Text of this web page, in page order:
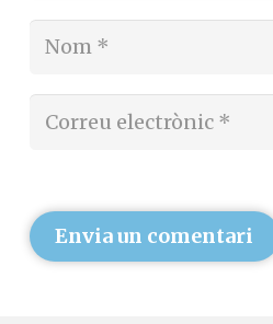
camps necessaris estan